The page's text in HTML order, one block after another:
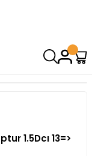
1.5Dcı 13=>